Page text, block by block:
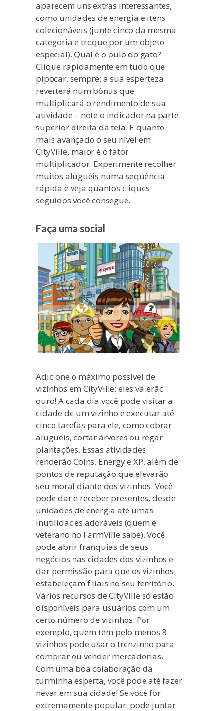
aparecem uns extras interessantes,
como unidades de energia e itens
colecionáveis (junte cinco da mesma
categoria e troque por um objeto
especial). Qual é o pulo do gato?
Clique rapidamente em tudo que
pipocar, sempre: a sua esperteza
reverterá num bônus que
multiplicará o rendimento de sua
atividade – note o indicador na parte
superior direita da tela. E quanto
mais avançado o seu nível em
CityVille, maior é o fator
multiplicador. Experimente recolher
muitos aluguéis numa sequência
rápida e veja quantos cliques
seguidos você consegue.
Faça uma social
Adicione o máximo possível de
vizinhos em CityVille: eles valerão
ouro! A cada dia você pode visitar a
cidade de um vizinho e executar até
cinco tarefas para ele, como cobrar
aluguéis, cortar árvores ou regar
plantações. Essas atividades
renderão Coins, Energy e XP, além de
pontos de reputação que elevarão
seu moral diante dos vizinhos. Você
pode dar e receber presentes, desde
unidades de energia até umas
inutilidades adoráveis (quem é
veterano no FarmVille sabe). Você
pode abrir franquias de seus
negócios nas cidades dos vizinhos e
dar permissão para que os vizinhos
estabeleçam filiais no seu território.
Vários recursos de CityVille só estão
disponíveis para usuários com um
certo número de vizinhos. Por
exemplo, quem tem pelo menos 8
vizinhos pode usar o trenzinho para
comprar ou vender mercadorias.
Com uma boa colaboração da
turminha esperta, você pode até fazer
nevar em sua cidade! Se você for
extremamente popular, pode juntar